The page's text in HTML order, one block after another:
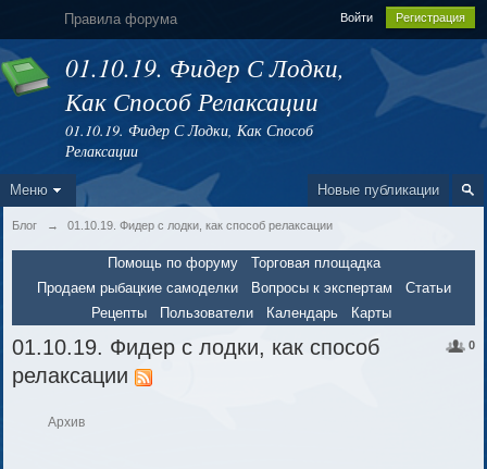
Правила форума Войти Регистрация
01.10.19. Фидер С Лодки,
Как Способ Релаксации
01.10.19. Фидер С Лодки, Как Способ
Релаксации
Новые публикации
Меню
Блог → 01.10.19. Фидер с лодки, как способ релаксации
Помощь по форуму
Торговая площадка
Продаем рыбацкие самоделки
Вопросы к экспертам
Статьи
Рецепты
Пользователи Календарь Карты
0
01.10.19. Фидер с лодки, как способ
релаксации
Архив